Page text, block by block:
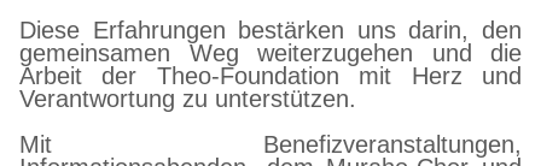
Diese Erfahrungen bestärken uns darin, den
gemeinsamen Weg weiterzugehen und die
Arbeit der Theo-Foundation mit Herz und
Verantwortung zu unterstützen.
Mit Benefizveranstaltungen,